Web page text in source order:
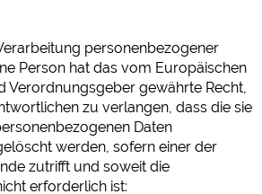
personenbezogener
Person hat das vom Europäischen
Verordnungsgeber gewährte Recht,
zu verlangen, dass die sie
Daten
werden, sofern einer der
zutrifft und soweit die
erforderlich ist: